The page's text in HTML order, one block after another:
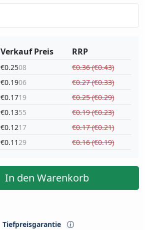
Verkauf Preis
€0.2508
€0.1906
€0.1719
€0.1355
€0.1217
€0.1129
RRP
€0.36 (€0.43)
€0.27 (€0.33)
€0.25 (€0.29)
€0.19 (€0.23)
€0.17 (€0.21)
€0.16 (€0.19)
In den Warenkorb
Tiefpreisgarantie